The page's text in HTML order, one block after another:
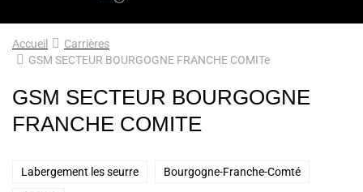
Accueil
Carrières
GSM SECTEUR BOURGOGNE FRANCHE COMITe
GSM SECTEUR BOURGOGNE
FRANCHE COMITE
Labergement les seurre Bourgogne-Franche-Comté